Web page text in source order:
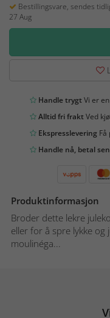
Bestillingsvare, sendes
27 Aug
Handle trygtVi er
Alltid fri fraktVed
Ekspresslevering
Handle nå, betal
Produktinformasjon
Broder dette lekre
eller for å spre lykke og
moulinéga...